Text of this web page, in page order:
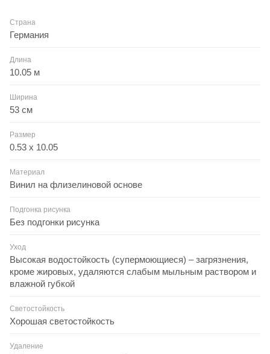
Страна
Германия
Длина
10.05 м
Ширина
53 см
Размер
0.53 x 10.05
Материал
Винил на флизелиновой основе
Подгонка рисунка
Без подгонки рисунка
Уход
Высокая водостойкость (супермоющиеся) – загрязнения,
кроме жировых, удаляются слабым мыльным раствором и
влажной губкой
Светостойкость
Хорошая светостойкость
Удаление